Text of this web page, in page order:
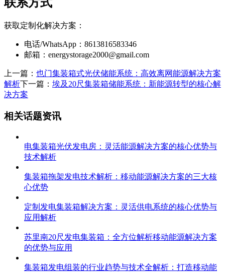
联系方式
获取定制化解决方案：
电话/WhatsApp：8613816583346
邮箱： energystorage2000@gmail.com
上一篇： 也门集装箱式光伏储能系统：高效离网能源解决方案
解析下一篇： 埃及20尺集装箱储能系统：新能源转型的核心解
决方案
相关话题资讯
电集装箱光伏发电房：灵活能源解决方案的核心优势与
技术解析
集装箱拖架发电技术解析：移动能源解决方案的三大核
心优势
定制发电集装箱解决方案：灵活供电系统的核心优势与
应用解析
苏里南20尺发电集装箱：全方位解析移动能源解决方案
的优势与应用
集装箱发电组装的行业趋势与技术全解析：打造移动能